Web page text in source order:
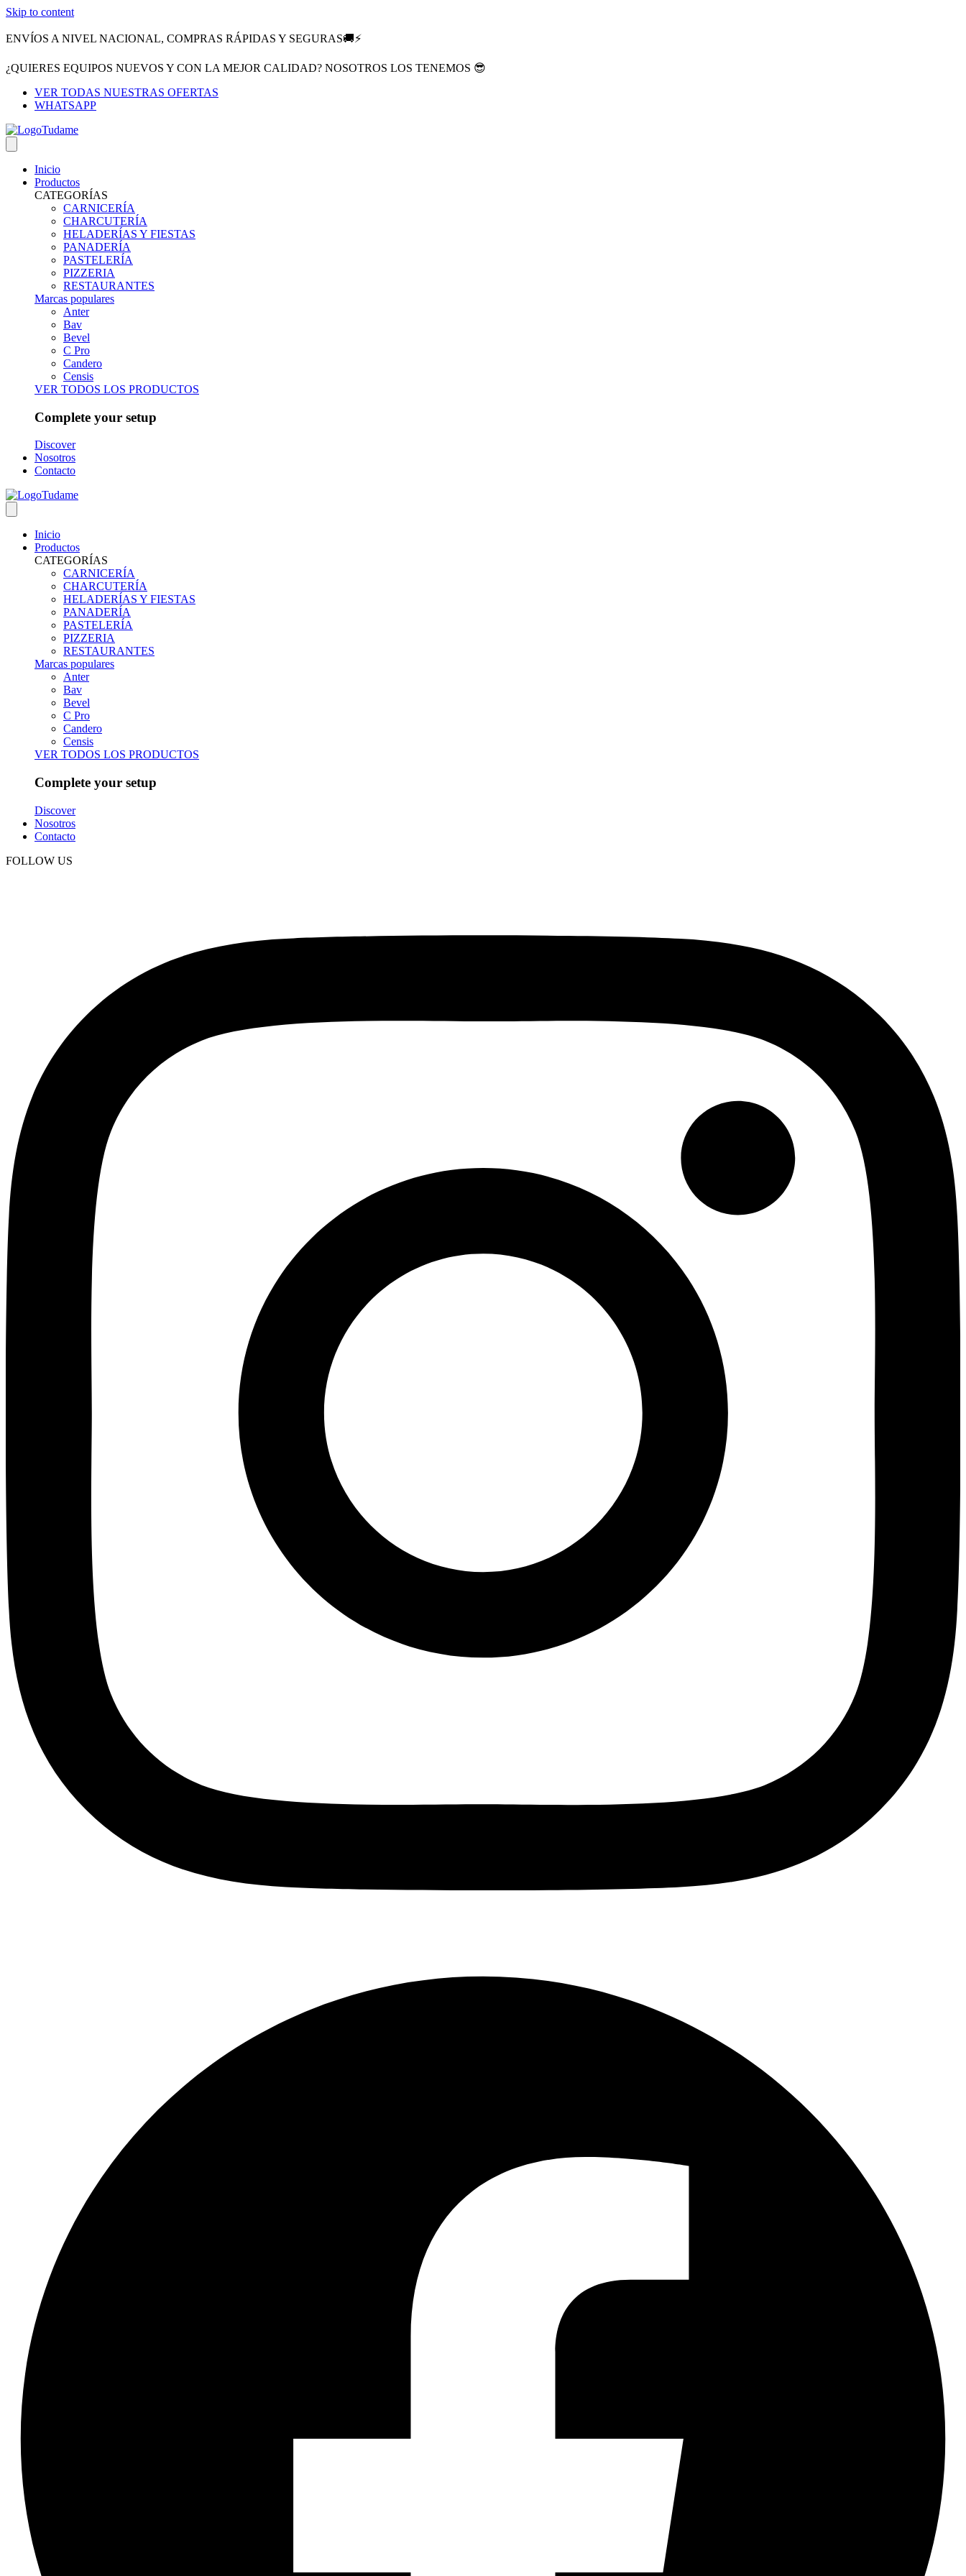
Skip to content
ENVÍOS A NIVEL NACIONAL, COMPRAS RÁPIDAS Y SEGURAS🚚⚡
¿QUIERES EQUIPOS NUEVOS Y CON LA MEJOR CALIDAD? NOSOTROS LOS TENEMOS 😎
VER TODAS NUESTRAS OFERTAS
WHATSAPP
Inicio
Productos
CATEGORÍAS
CARNICERÍA
CHARCUTERÍA
HELADERÍAS Y FIESTAS
PANADERÍA
PASTELERÍA
PIZZERIA
RESTAURANTES
Marcas populares
Anter
Bav
Bevel
C Pro
Candero
Censis
VER TODOS LOS PRODUCTOS
Complete your setup
Discover
Nosotros
Contacto
Inicio
Productos
CATEGORÍAS
CARNICERÍA
CHARCUTERÍA
HELADERÍAS Y FIESTAS
PANADERÍA
PASTELERÍA
PIZZERIA
RESTAURANTES
Marcas populares
Anter
Bav
Bevel
C Pro
Candero
Censis
VER TODOS LOS PRODUCTOS
Complete your setup
Discover
Nosotros
Contacto
FOLLOW US